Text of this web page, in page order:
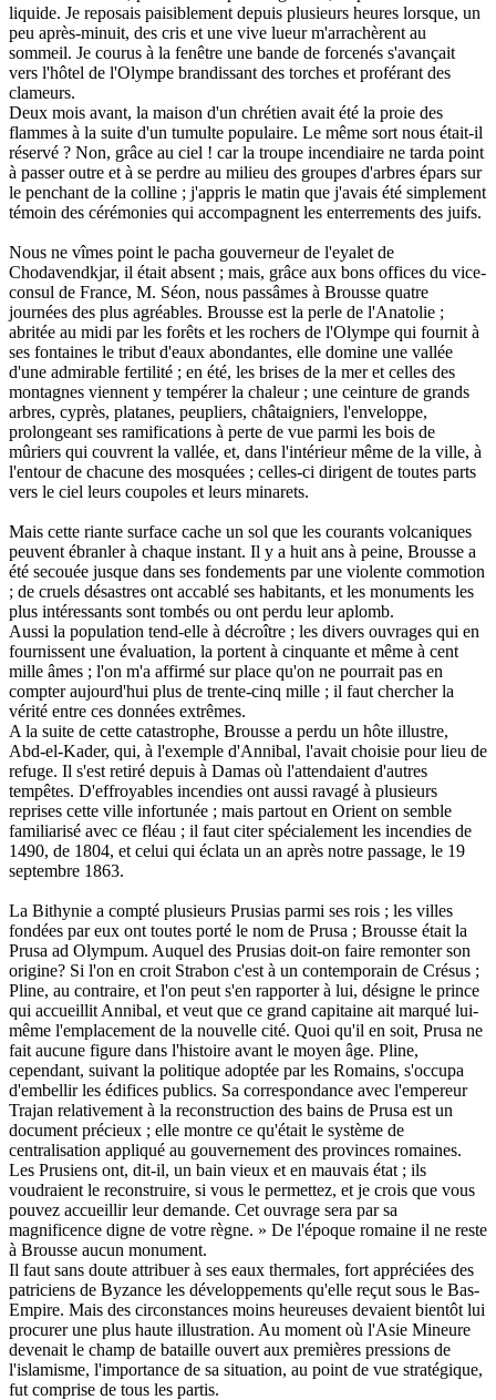
liquide. Je reposais paisiblement depuis plusieurs heures lorsque, un
peu après-minuit, des cris et une vive lueur m'arrachèrent au
sommeil. Je courus à la fenêtre une bande de forcenés s'avançait
vers l'hôtel de l'Olympe brandissant des torches et proférant des
clameurs.
Deux mois avant, la maison d'un chrétien avait été la proie des
flammes à la suite d'un tumulte populaire. Le même sort nous était-il
réservé ? Non, grâce au ciel ! car la troupe incendiaire ne tarda point
à passer outre et à se perdre au milieu des groupes d'arbres épars sur
le penchant de la colline ; j'appris le matin que j'avais été simplement
témoin des cérémonies qui accompagnent les enterrements des juifs.
Nous ne vîmes point le pacha gouverneur de l'eyalet de
Chodavendkjar, il était absent ; mais, grâce aux bons offices du vice-
consul de France, M. Séon, nous passâmes à Brousse quatre
journées des plus agréables. Brousse est la perle de l'Anatolie ;
abritée au midi par les forêts et les rochers de l'Olympe qui fournit à
ses fontaines le tribut d'eaux abondantes, elle domine une vallée
d'une admirable fertilité ; en été, les brises de la mer et celles des
montagnes viennent y tempérer la chaleur ; une ceinture de grands
arbres, cyprès, platanes, peupliers, châtaigniers, l'enveloppe,
prolongeant ses ramifications à perte de vue parmi les bois de
mûriers qui couvrent la vallée, et, dans l'intérieur même de la ville, à
l'entour de chacune des mosquées ; celles-ci dirigent de toutes parts
vers le ciel leurs coupoles et leurs minarets.
Mais cette riante surface cache un sol que les courants volcaniques
peuvent ébranler à chaque instant. Il y a huit ans à peine, Brousse a
été secouée jusque dans ses fondements par une violente commotion
; de cruels désastres ont accablé ses habitants, et les monuments les
plus intéressants sont tombés ou ont perdu leur aplomb.
Aussi la population tend-elle à décroître ; les divers ouvrages qui en
fournissent une évaluation, la portent à cinquante et même à cent
mille âmes ; l'on m'a affirmé sur place qu'on ne pourrait pas en
compter aujourd'hui plus de trente-cinq mille ; il faut chercher la
vérité entre ces données extrêmes.
A la suite de cette catastrophe, Brousse a perdu un hôte illustre,
Abd-el-Kader, qui, à l'exemple d'Annibal, l'avait choisie pour lieu de
refuge. Il s'est retiré depuis à Damas où l'attendaient d'autres
tempêtes. D'effroyables incendies ont aussi ravagé à plusieurs
reprises cette ville infortunée ; mais partout en Orient on semble
familiarisé avec ce fléau ; il faut citer spécialement les incendies de
1490, de 1804, et celui qui éclata un an après notre passage, le 19
septembre 1863.
La Bithynie a compté plusieurs Prusias parmi ses rois ; les villes
fondées par eux ont toutes porté le nom de Prusa ; Brousse était la
Prusa ad Olympum. Auquel des Prusias doit-on faire remonter son
origine? Si l'on en croit Strabon c'est à un contemporain de Crésus ;
Pline, au contraire, et l'on peut s'en rapporter à lui, désigne le prince
qui accueillit Annibal, et veut que ce grand capitaine ait marqué lui-
même l'emplacement de la nouvelle cité. Quoi qu'il en soit, Prusa ne
fait aucune figure dans l'histoire avant le moyen âge. Pline,
cependant, suivant la politique adoptée par les Romains, s'occupa
d'embellir les édifices publics. Sa correspondance avec l'empereur
Trajan relativement à la reconstruction des bains de Prusa est un
document précieux ; elle montre ce qu'était le système de
centralisation appliqué au gouvernement des provinces romaines.
Les Prusiens ont, dit-il, un bain vieux et en mauvais état ; ils
voudraient le reconstruire, si vous le permettez, et je crois que vous
pouvez accueillir leur demande. Cet ouvrage sera par sa
magnificence digne de votre règne. » De l'époque romaine il ne reste
à Brousse aucun monument.
Il faut sans doute attribuer à ses eaux thermales, fort appréciées des
patriciens de Byzance les développements qu'elle reçut sous le Bas-
Empire. Mais des circonstances moins heureuses devaient bientôt lui
procurer une plus haute illustration. Au moment où l'Asie Mineure
devenait le champ de bataille ouvert aux premières pressions de
l'islamisme, l'importance de sa situation, au point de vue stratégique,
fut comprise de tous les partis.